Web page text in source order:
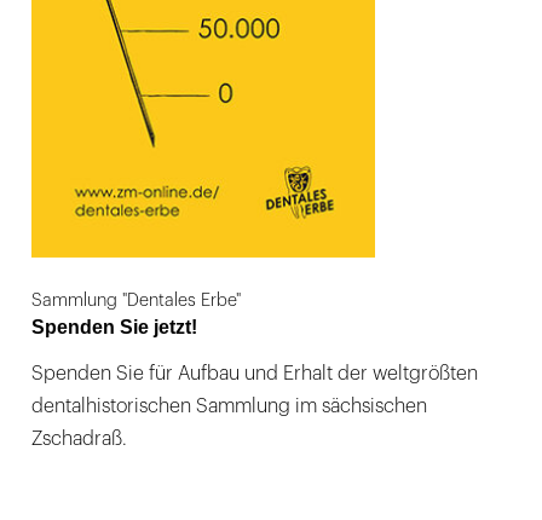
Sammlung "Dentales Erbe"
Spenden Sie jetzt!
Spenden Sie für Aufbau und Erhalt der weltgrößten
dentalhistorischen Sammlung im sächsischen
Zschadraß.